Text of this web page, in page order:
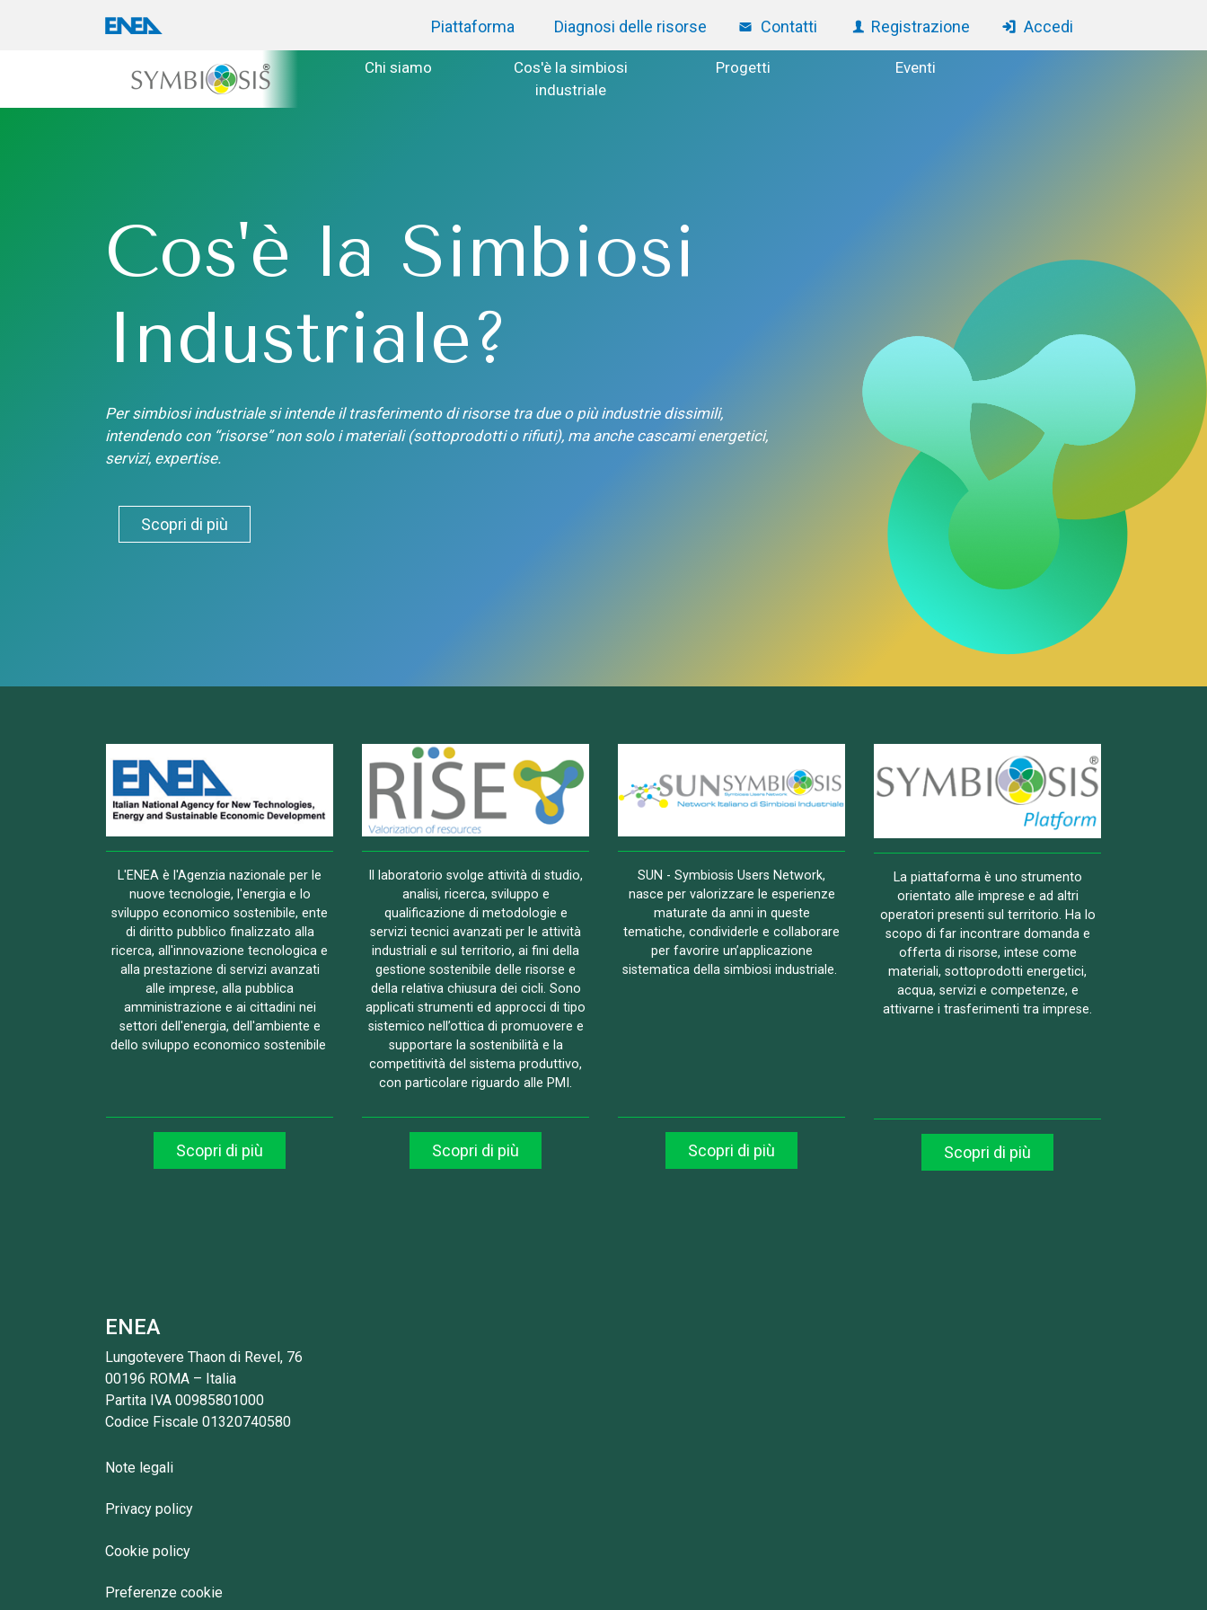
Piattaforma Diagnosi delle risorse Contatti Registrazione Accedi
Chi siamo
Cos'è la simbiosi
industriale
Progetti Eventi
Cos'è la Simbiosi
Industriale?
Per simbiosi industriale si intende il trasferimento di risorse tra due o più industrie dissimili,
intendendo con “risorse” non solo i materiali (sottoprodotti o rifiuti), ma anche cascami energetici,
servizi, expertise.
Scopri di più
Enea
L'ENEA è l'Agenzia nazionale per le
nuove tecnologie, l'energia e lo
sviluppo economico sostenibile, ente
di diritto pubblico finalizzato alla
ricerca, all'innovazione tecnologica e
alla prestazione di servizi avanzati
alle imprese, alla pubblica
amministrazione e ai cittadini nei
settori dell'energia, dell'ambiente e
dello sviluppo economico sostenibile
Scopri di più
Laboratorio RISE
Il laboratorio svolge attività di studio,
analisi, ricerca, sviluppo e
qualificazione di metodologie e
servizi tecnici avanzati per le attività
industriali e sul territorio, ai fini della
gestione sostenibile delle risorse e
della relativa chiusura dei cicli. Sono
applicati strumenti ed approcci di tipo
sistemico nell’ottica di promuovere e
supportare la sostenibilità e la
competitività del sistema produttivo,
con particolare riguardo alle PMI.
Scopri di più
SUN - Symbiosis Users Network,
nasce per valorizzare le esperienze
maturate da anni in queste
tematiche, condividerle e collaborare
per favorire un’applicazione
sistematica della simbiosi industriale.
Scopri di più
Piattaforma simbiosi
La piattaforma è uno strumento
orientato alle imprese e ad altri
operatori presenti sul territorio. Ha lo
scopo di far incontrare domanda e
offerta di risorse, intese come
materiali, sottoprodotti energetici,
acqua, servizi e competenze, e
attivarne i trasferimenti tra imprese.
Scopri di più
ENEA
Lungotevere Thaon di Revel, 76
00196 ROMA – Italia
Partita IVA 00985801000
Codice Fiscale 01320740580
Note legali
Privacy policy
Cookie policy
Preferenze cookie